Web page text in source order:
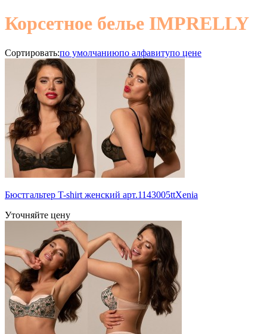
Корсетное белье IMPRELLY
Сортировать:по умолчаниюпо алфавитупо цене
Бюстгальтер T-shirt женский арт.1143005ttXenia
Уточняйте цену